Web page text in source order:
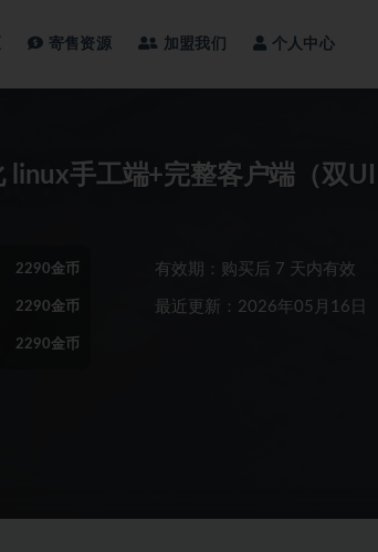
寄售资源 加盟我们 个人中心
剑侠情缘2（21端）完整汉化 linux手工端+完整客户端
2290金币
2290金币
2290金币
有效期：购买后 7 天内有效
最近更新：2026年05月16日